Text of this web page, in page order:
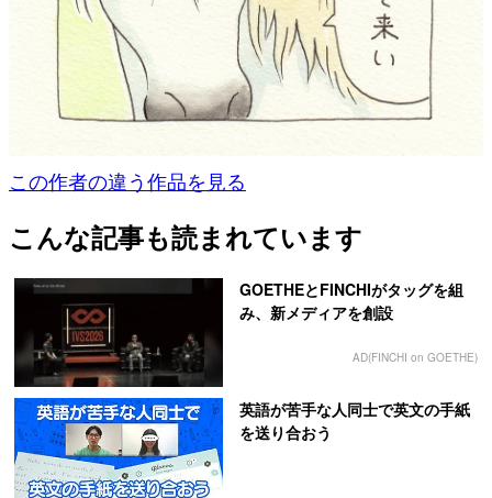
この作者の違う作品を見る
こんな記事も読まれています
GOETHEとFINCHIがタッグを組
み、新メディアを創設
AD(FINCHI on GOETHE)
英語が苦手な人同士で英文の手紙
を送り合おう